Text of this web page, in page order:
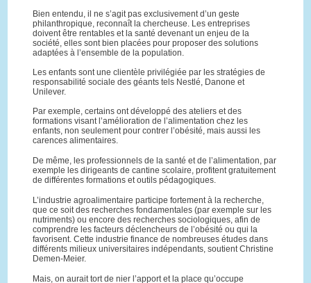
Bien entendu, il ne s’agit pas exclusivement d’un geste
philanthropique, reconnaît la chercheuse. Les entreprises
doivent être rentables et la santé devenant un enjeu de la
société, elles sont bien placées pour proposer des solutions
adaptées à l’ensemble de la population.
Les enfants sont une clientèle privilégiée par les stratégies de
responsabilité sociale des géants tels Nestlé, Danone et
Unilever.
Par exemple, certains ont développé des ateliers et des
formations visant l’amélioration de l’alimentation chez les
enfants, non seulement pour contrer l’obésité, mais aussi les
carences alimentaires.
De même, les professionnels de la santé et de l’alimentation, par
exemple les dirigeants de cantine scolaire, profitent gratuitement
de différentes formations et outils pédagogiques.
L’industrie agroalimentaire participe fortement à la recherche,
que ce soit des recherches fondamentales (par exemple sur les
nutriments) ou encore des recherches sociologiques, afin de
comprendre les facteurs déclencheurs de l’obésité ou qui la
favorisent. Cette industrie finance de nombreuses études dans
différents milieux universitaires indépendants, soutient Christine
Demen-Meier.
Mais, on aurait tort de nier l’apport et la place qu’occupe